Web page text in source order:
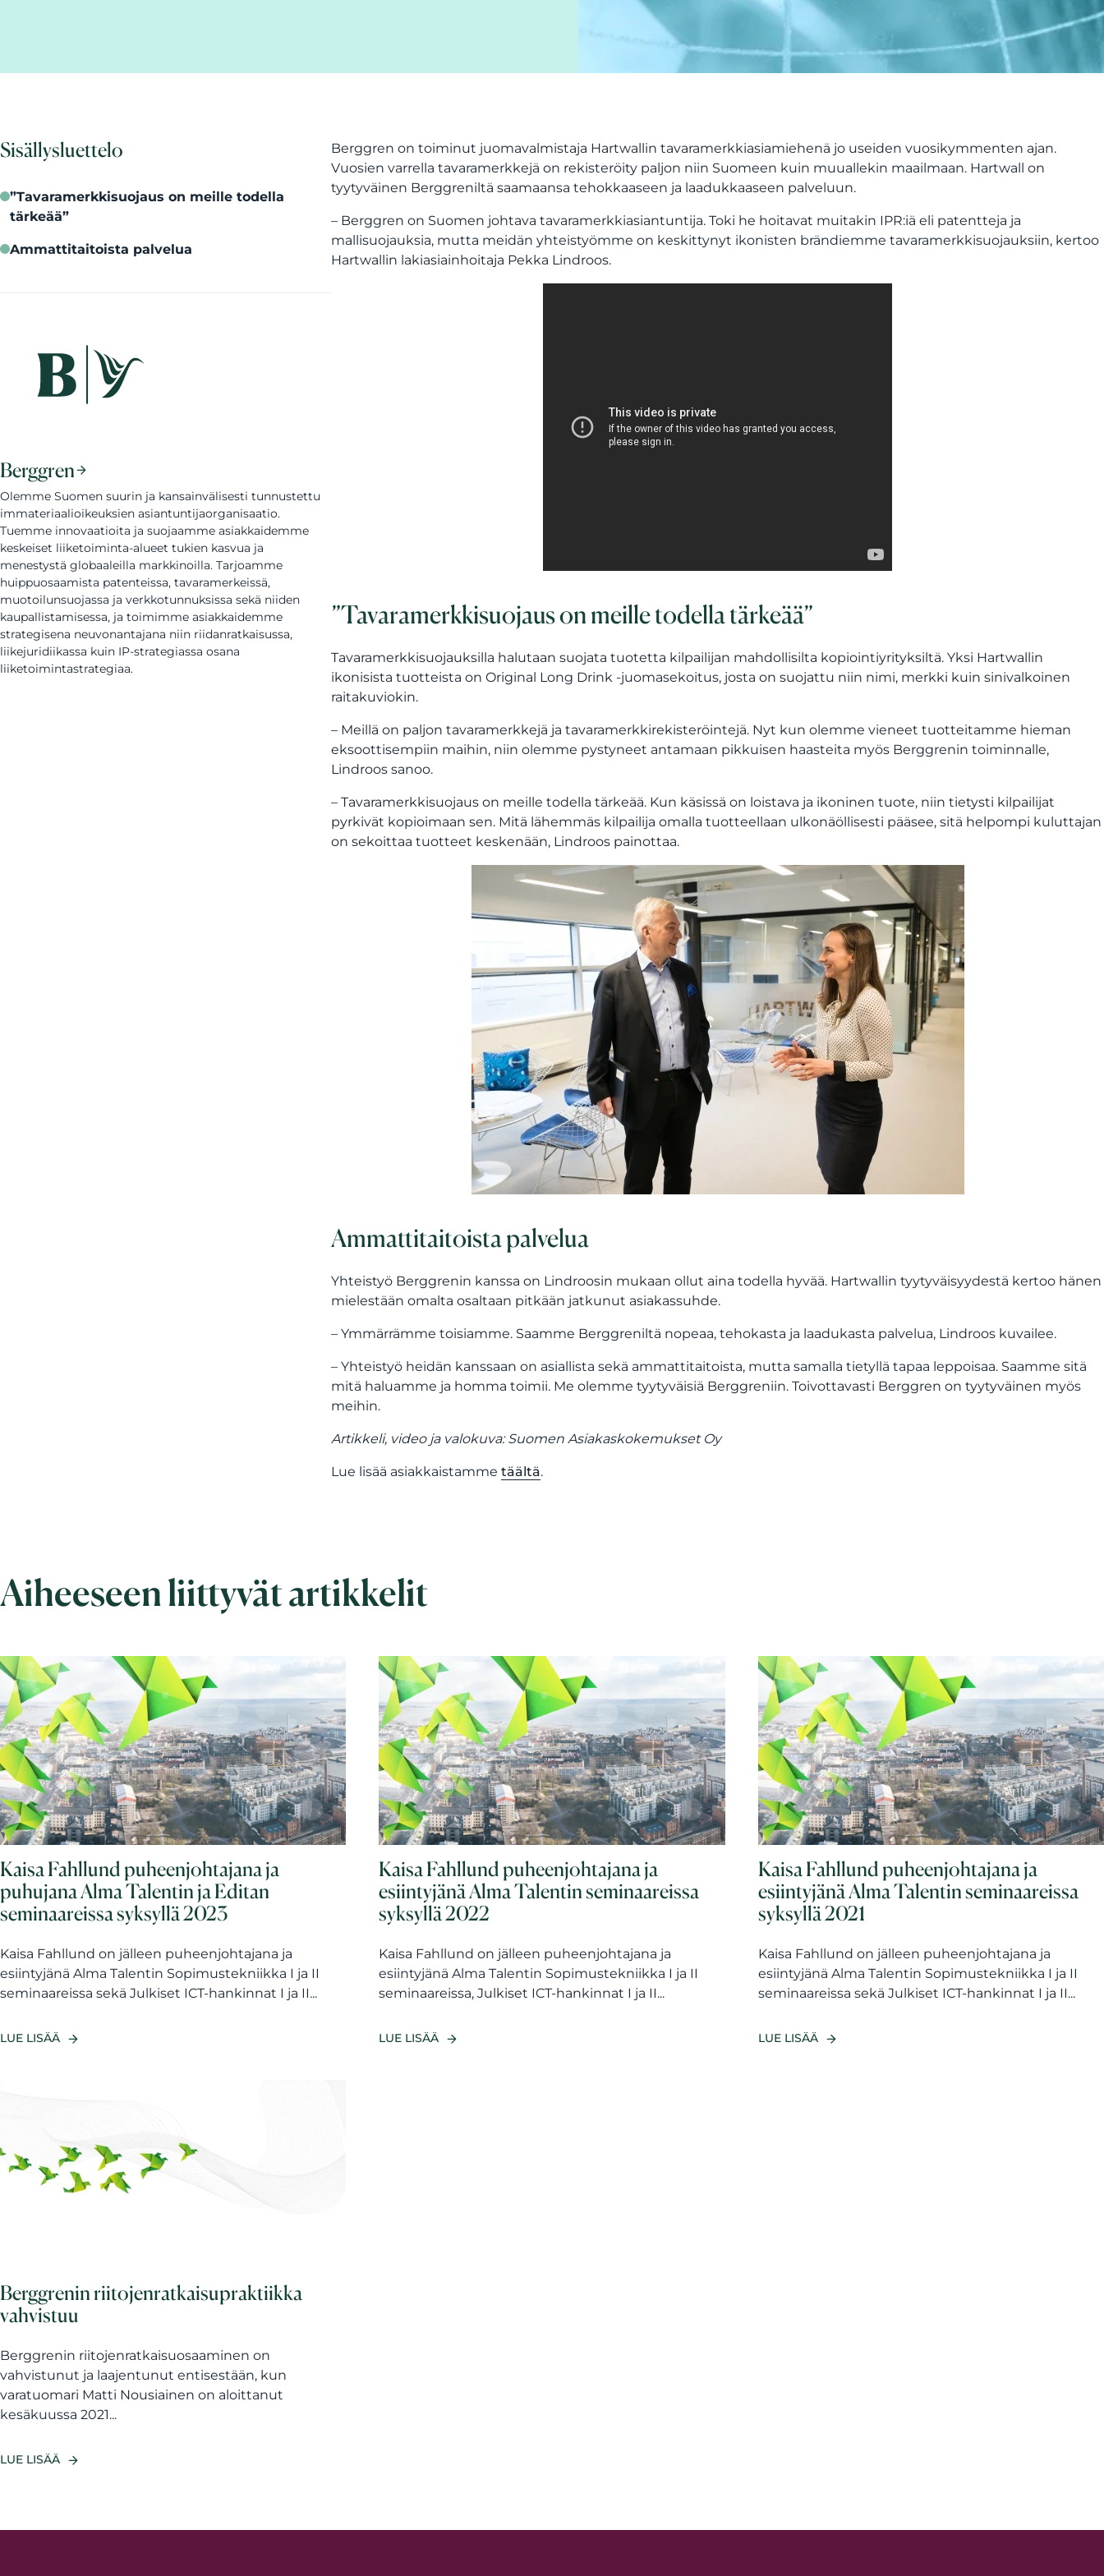
Sisällysluettelo
”Tavaramerkkisuojaus on meille todella
tärkeää”
Ammattitaitoista palvelua
Berggren
Olemme Suomen suurin ja kansainvälisesti tunnustettu
immateriaalioikeuksien asiantuntijaorganisaatio.
Tuemme innovaatioita ja suojaamme asiakkaidemme
keskeiset liiketoiminta-alueet tukien kasvua ja
menestystä globaaleilla markkinoilla. Tarjoamme
huippuosaamista patenteissa, tavaramerkeissä,
muotoilunsuojassa ja verkkotunnuksissa sekä niiden
kaupallistamisessa, ja toimimme asiakkaidemme
strategisena neuvonantajana niin riidanratkaisussa,
liikejuridiikassa kuin IP-strategiassa osana
liiketoimintastrategiaa.
Berggren on toiminut juomavalmistaja Hartwallin tavaramerkkiasiamiehenä jo useiden vuosikymmenten ajan.
Vuosien varrella tavaramerkkejä on rekisteröity paljon niin Suomeen kuin muuallekin maailmaan. Hartwall on
tyytyväinen Berggreniltä saamaansa tehokkaaseen ja laadukkaaseen palveluun.
– Berggren on Suomen johtava tavaramerkkiasiantuntija. Toki he hoitavat muitakin IPR:iä eli patentteja ja
mallisuojauksia, mutta meidän yhteistyömme on keskittynyt ikonisten brändiemme tavaramerkkisuojauksiin, kertoo
Hartwallin lakiasiainhoitaja Pekka Lindroos.
”Tavaramerkkisuojaus on meille todella tärkeää”
Tavaramerkkisuojauksilla halutaan suojata tuotetta kilpailijan mahdollisilta kopiointiyrityksiltä. Yksi Hartwallin
ikonisista tuotteista on Original Long Drink -juomasekoitus, josta on suojattu niin nimi, merkki kuin sinivalkoinen
raitakuviokin.
– Meillä on paljon tavaramerkkejä ja tavaramerkkirekisteröintejä. Nyt kun olemme vieneet tuotteitamme hieman
eksoottisempiin maihin, niin olemme pystyneet antamaan pikkuisen haasteita myös Berggrenin toiminnalle,
Lindroos sanoo.
– Tavaramerkkisuojaus on meille todella tärkeää. Kun käsissä on loistava ja ikoninen tuote, niin tietysti kilpailijat
pyrkivät kopioimaan sen. Mitä lähemmäs kilpailija omalla tuotteellaan ulkonäöllisesti pääsee, sitä helpompi kuluttajan
on sekoittaa tuotteet keskenään, Lindroos painottaa.
Ammattitaitoista palvelua
Yhteistyö Berggrenin kanssa on Lindroosin mukaan ollut aina todella hyvää. Hartwallin tyytyväisyydestä kertoo hänen
mielestään omalta osaltaan pitkään jatkunut asiakassuhde.
– Ymmärrämme toisiamme. Saamme Berggreniltä nopeaa, tehokasta ja laadukasta palvelua, Lindroos kuvailee.
– Yhteistyö heidän kanssaan on asiallista sekä ammattitaitoista, mutta samalla tietyllä tapaa leppoisaa. Saamme sitä
mitä haluamme ja homma toimii. Me olemme tyytyväisiä Berggreniin. Toivottavasti Berggren on tyytyväinen myös
meihin.
Artikkeli, video ja valokuva: Suomen Asiakaskokemukset Oy
Lue lisää asiakkaistammetäältä.
Aiheeseen liittyvät artikkelit
Kaisa Fahllund puheenjohtajana ja
puhujana Alma Talentin ja Editan
seminaareissa syksyllä 2023
Kaisa Fahllund on jälleen puheenjohtajana ja
esiintyjänä Alma Talentin Sopimustekniikka I ja II
seminaareissa sekä Julkiset ICT-hankinnat I ja II...
LUE LISÄÄ
Kaisa Fahllund puheenjohtajana ja
esiintyjänä Alma Talentin seminaareissa
syksyllä 2022
Kaisa Fahllund on jälleen puheenjohtajana ja
esiintyjänä Alma Talentin Sopimustekniikka I ja II
seminaareissa, Julkiset ICT-hankinnat I ja II...
LUE LISÄÄ
Kaisa Fahllund puheenjohtajana ja
esiintyjänä Alma Talentin seminaareissa
syksyllä 2021
Kaisa Fahllund on jälleen puheenjohtajana ja
esiintyjänä Alma Talentin Sopimustekniikka I ja II
seminaareissa sekä Julkiset ICT-hankinnat I ja II...
LUE LISÄÄ
Berggrenin riitojenratkaisupraktiikka
vahvistuu
Berggrenin riitojenratkaisuosaaminen on
vahvistunut ja laajentunut entisestään, kun
varatuomari Matti Nousiainen on aloittanut
kesäkuussa 2021...
LUE LISÄÄ